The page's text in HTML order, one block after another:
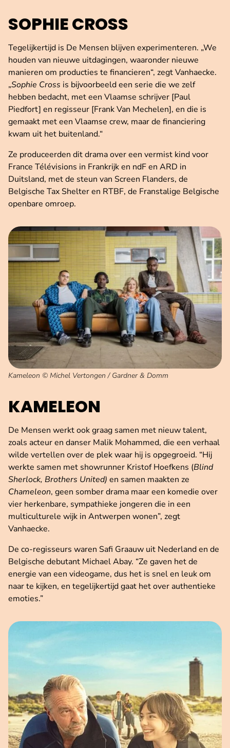
SOPHIE CROSS
Tegelijkertijd is De Mensen blijven experimenteren. „We
houden van nieuwe uitdagingen, waaronder nieuwe
manieren om producties te financieren“, zegt Vanhaecke.
„Sophie Cross is bijvoorbeeld een serie die we zelf
hebben bedacht, met een Vlaamse schrijver [Paul
Piedfort] en regisseur [Frank Van Mechelen], en die is
gemaakt met een Vlaamse crew, maar de financiering
kwam uit het buitenland.“
Ze produceerden dit drama over een vermist kind voor
France Télévisions in Frankrijk en ndF en ARD in
Duitsland, met de steun van Screen Flanders, de
Belgische Tax Shelter en RTBF, de Franstalige Belgische
openbare omroep.
Kameleon © Michel Vertongen / Gardner & Domm
KAMELEON
De Mensen werkt ook graag samen met nieuw talent,
zoals acteur en danser Malik Mohammed, die een verhaal
wilde vertellen over de plek waar hij is opgegroeid. “Hij
werkte samen met showrunner Kristof Hoefkens (Blind
Sherlock, Brothers United) en samen maakten ze
Chameleon, geen somber drama maar een komedie over
vier herkenbare, sympathieke jongeren die in een
multiculturele wijk in Antwerpen wonen”, zegt
Vanhaecke.
De co-regisseurs waren Safi Graauw uit Nederland en de
Belgische debutant Michael Abay. “Ze gaven het de
energie van een videogame, dus het is snel en leuk om
naar te kijken, en tegelijkertijd gaat het over authentieke
emoties.”